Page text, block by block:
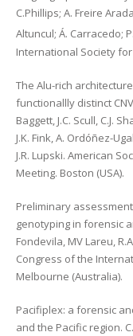
C.Phillips; A. Freire
Altuncul; Á. Carracedo;
International Society
The Alu-rich
functionallly distinct
Baggett, J.C. Scull, C.J.
J.K. Fink, A. Ordóñez-
J.R. Lupski. American
Meeting. Boston (USA).
Preliminary
genotyping in forensic
Fondevila, MV Lareu,
Congress of the
Melbourne (Australia).
Pacifiplex: a forensic
and the Pacific region.